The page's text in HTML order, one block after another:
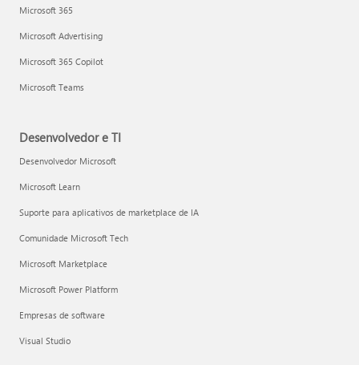
Microsoft 365
Microsoft Advertising
Microsoft 365 Copilot
Microsoft Teams
Desenvolvedor e TI
Desenvolvedor Microsoft
Microsoft Learn
Suporte para aplicativos de marketplace de IA
Comunidade Microsoft Tech
Microsoft Marketplace
Microsoft Power Platform
Empresas de software
Visual Studio